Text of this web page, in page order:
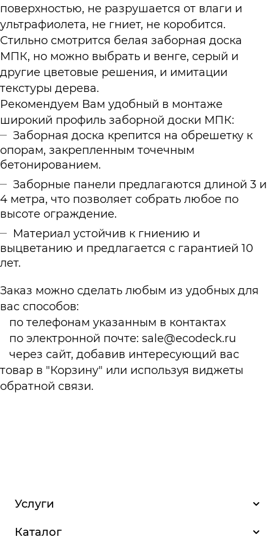
поверхностью, не разрушается от влаги и
ультрафиолета, не гниет, не коробится.
Стильно смотрится белая заборная доска
МПК, но можно выбрать и венге, серый и
другие цветовые решения, и имитации
текстуры дерева.
Рекомендуем Вам удобный в монтаже
широкий профиль заборной доски МПК:
Заборная доска крепится на обрешетку к
опорам, закрепленным точечным
бетонированием.
Заборные панели предлагаются длиной 3 и
4 метра, что позволяет собрать любое по
высоте ограждение.
Материал устойчив к гниению и
выцветанию и предлагается с гарантией 10
лет.
Заказ можно сделать любым из удобных для
вас способов:
по телефонам указанным в контактах
по электронной почте: sale@ecodeck.ru
через сайт, добавив интересующий вас
товар в "Корзину" или используя виджеты
обратной связи.
Услуги
Каталог